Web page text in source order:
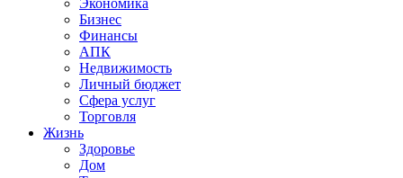
Экономика
Бизнес
Финансы
АПК
Недвижимость
Личный бюджет
Сфера услуг
Торговля
Жизнь
Здоровье
Дом